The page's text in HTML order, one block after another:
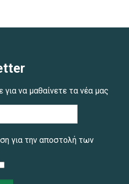
για να μαθαίνετε τα νέα μας
για την αποστολή των